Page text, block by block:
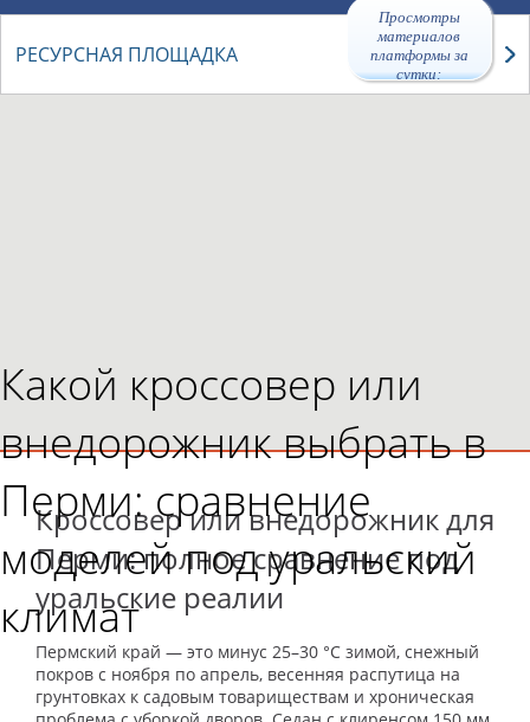
Просмотры
материалов
платформы за
сутки:
47547
РЕСУРСНАЯ ПЛОЩАДКА
Какой кроссовер или
внедорожник выбрать в
Перми: сравнение
моделей под уральский
климат
Кроссовер или внедорожник для
Перми: полное сравнение под
уральские реалии
Пермский край — это минус 25–30 °C зимой, снежный
покров с ноября по апрель, весенняя распутица на
грунтовках к садовым товариществам и хроническая